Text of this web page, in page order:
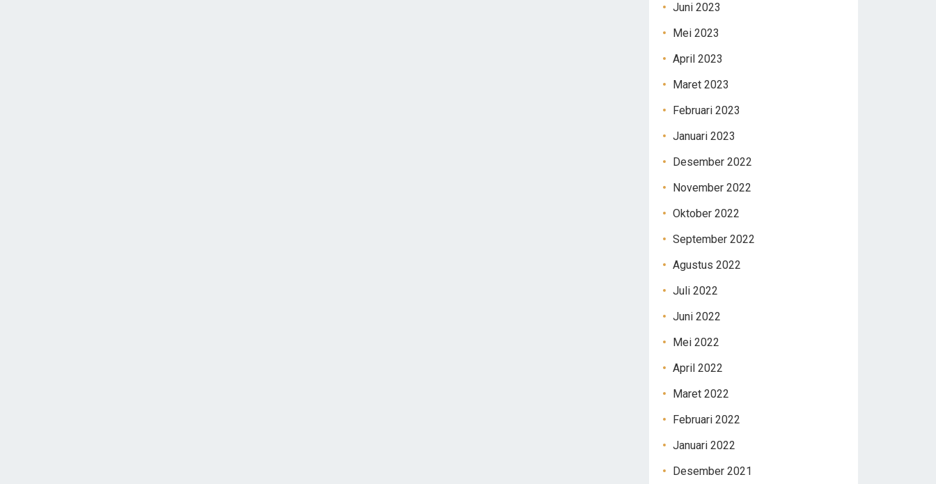
Juni 2023
Mei 2023
April 2023
Maret 2023
Februari 2023
Januari 2023
Desember 2022
November 2022
Oktober 2022
September 2022
Agustus 2022
Juli 2022
Juni 2022
Mei 2022
April 2022
Maret 2022
Februari 2022
Januari 2022
Desember 2021